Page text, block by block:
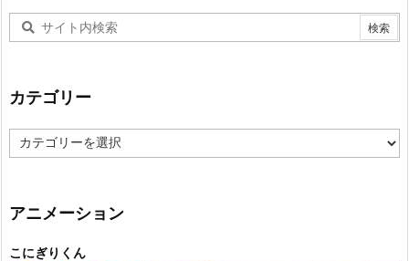
カテゴリー
テ
ー
アニメーション
こにぎりくん